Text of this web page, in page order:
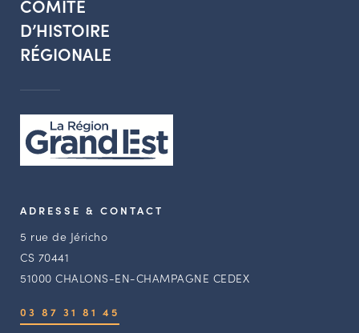
COMITÉ
D’HISTOIRE
RÉGIONALE
ADRESSE & CONTACT
5 rue de Jéricho
CS 70441
51000 CHALONS-EN-CHAMPAGNE CEDEX
03 87 31 81 45